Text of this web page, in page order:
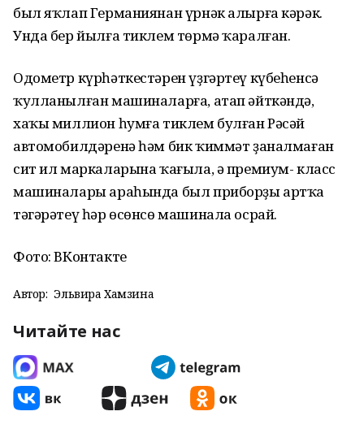
был яҡлап Германиянан үрнәк алырға кәрәк.
Унда бер йылға тиклем төрмә ҡаралған.
Одометр күрһәткестәрен үҙгәртеү күбеһенсә
ҡулланылған машиналарға, атап әйткәндә,
хаҡы миллион һумға тиклем булған Рәсәй
автомобилдәренә һәм бик ҡиммәт ҙаналмаған
сит ил маркаларына ҡағыла, ә премиум- класс
машиналары араһында был приборҙы артҡа
тәгәрәтеү һәр өсөнсө машинала осрай.
Фото: ВКонтакте
Автор: Эльвира Хамзина
Читайте нас